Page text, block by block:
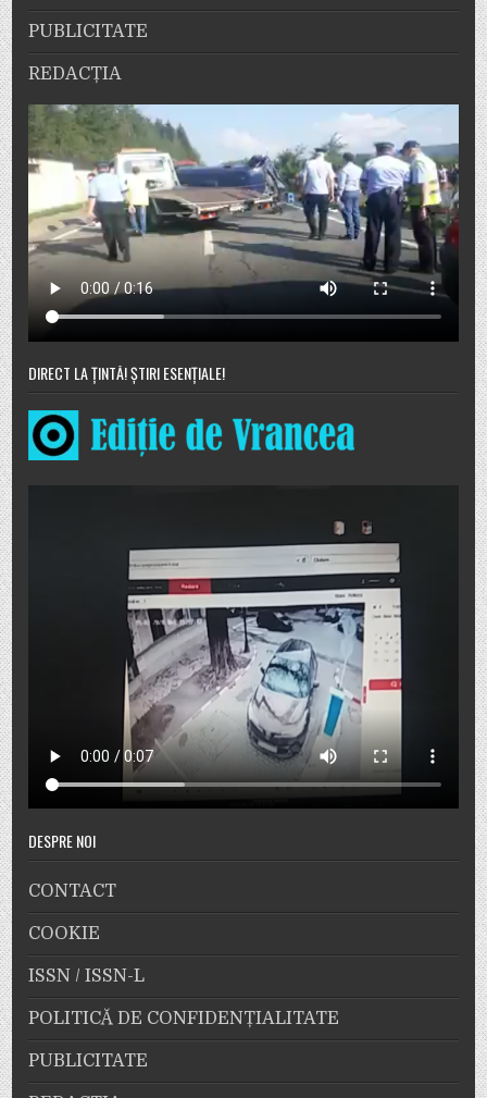
PUBLICITATE
REDACȚIA
DIRECT LA ȚINTĂ! ȘTIRI ESENȚIALE!
DESPRE NOI
CONTACT
COOKIE
ISSN / ISSN-L
POLITICĂ DE CONFIDENȚIALITATE
PUBLICITATE